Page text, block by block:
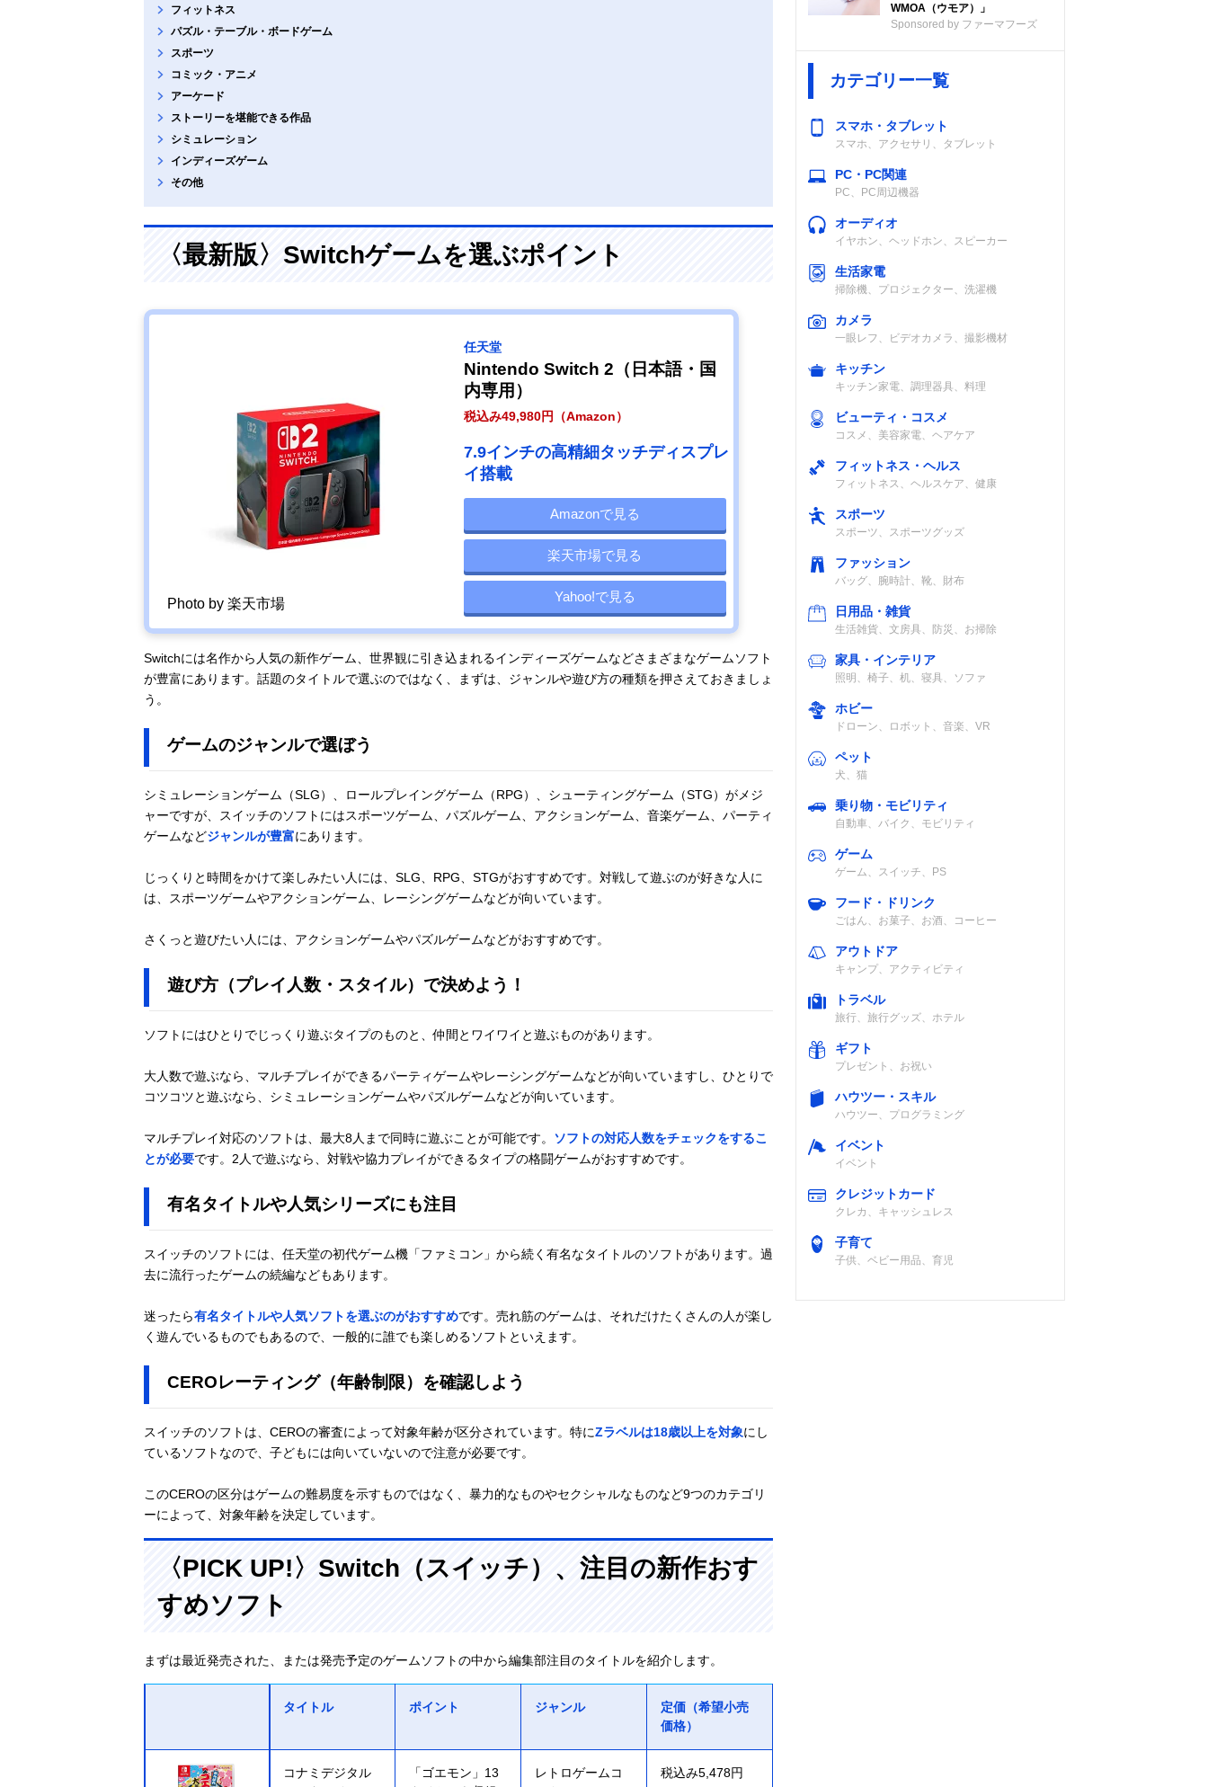
フィットネス
パズル・テーブル・ボードゲーム
スポーツ
コミック・アニメ
アーケード
ストーリーを堪能できる作品
シミュレーション
インディーズゲーム
その他
〈最新版〉Switchゲームを選ぶポイント
Photo by 楽天市場
任天堂
Nintendo Switch 2（日本語・国
内専用）
税込み49,980円（Amazon）
7.9インチの高精細タッチディスプレ
イ搭載
Amazonで見る
楽天市場で見る
Yahoo!で見る
Switchには名作から人気の新作ゲーム、世界観に引き込まれるインディーズゲームなどさまざまなゲームソフト
が豊富にあります。話題のタイトルで選ぶのではなく、まずは、ジャンルや遊び方の種類を押さえておきましょ
う。
ゲームのジャンルで選ぼう
シミュレーションゲーム（SLG）、ロールプレイングゲーム（RPG）、シューティングゲーム（STG）がメジ
ャーですが、スイッチのソフトにはスポーツゲーム、パズルゲーム、アクションゲーム、音楽ゲーム、パーティ
ゲームなどジャンルが豊富にあります。
じっくりと時間をかけて楽しみたい人には、SLG、RPG、STGがおすすめです。対戦して遊ぶのが好きな人に
は、スポーツゲームやアクションゲーム、レーシングゲームなどが向いています。
さくっと遊びたい人には、アクションゲームやパズルゲームなどがおすすめです。
遊び方（プレイ人数・スタイル）で決めよう！
ソフトにはひとりでじっくり遊ぶタイプのものと、仲間とワイワイと遊ぶものがあります。
大人数で遊ぶなら、マルチプレイができるパーティゲームやレーシングゲームなどが向いていますし、ひとりで
コツコツと遊ぶなら、シミュレーションゲームやパズルゲームなどが向いています。
マルチプレイ対応のソフトは、最大8人まで同時に遊ぶことが可能です。 ソフトの対応人数をチェックをするこ
とが必要です。2人で遊ぶなら、対戦や協力プレイができるタイプの格闘ゲームがおすすめです。
有名タイトルや人気シリーズにも注目
スイッチのソフトには、任天堂の初代ゲーム機「ファミコン」から続く有名なタイトルのソフトがあります。過
去に流行ったゲームの続編などもあります。
迷ったら有名タイトルや人気ソフトを選ぶのがおすすめです。売れ筋のゲームは、それだけたくさんの人が楽し
く遊んでいるものでもあるので、一般的に誰でも楽しめるソフトといえます。
CEROレーティング（年齢制限）を確認しよう
スイッチのソフトは、CEROの審査によって対象年齢が区分されています。特にZラベルは18歳以上を対象にし
ているソフトなので、子どもには向いていないので注意が必要です。
このCEROの区分はゲームの難易度を示すものではなく、暴力的なものやセクシャルなものなど9つのカテゴリ
ーによって、対象年齢を決定しています。
〈PICK UP!〉Switch（スイッチ）、注目の新作おす
すめソフト
まずは最近発売された、または発売予定のゲームソフトの中から編集部注目のタイトルを紹介します。
タイトル ポイント ジャンル
定価（希望小売
価格）
コナミデジタル
「ゴエモン」13
レトロゲームコ
税込み5,478円
WMOA（ウモア）」
Sponsored by ファーマフーズ
カテゴリー一覧
スマホ・タブレット
スマホ、アクセサリ、タブレット
PC・PC関連
PC、PC周辺機器
オーディオ
イヤホン、ヘッドホン、スピーカー
生活家電
掃除機、プロジェクター、洗濯機
カメラ
一眼レフ、ビデオカメラ、撮影機材
キッチン
キッチン家電、調理器具、料理
ビューティ・コスメ
コスメ、美容家電、ヘアケア
フィットネス・ヘルス
フィットネス、ヘルスケア、健康
スポーツ
スポーツ、スポーツグッズ
ファッション
バッグ、腕時計、靴、財布
日用品・雑貨
生活雑貨、文房具、防災、お掃除
家具・インテリア
照明、椅子、机、寝具、ソファ
ホビー
ドローン、ロボット、音楽、VR
ペット
犬、猫
乗り物・モビリティ
自動車、バイク、モビリティ
ゲーム
ゲーム、スイッチ、PS
フード・ドリンク
ごはん、お菓子、お酒、コーヒー
アウトドア
キャンプ、アクティビティ
トラベル
旅行、旅行グッズ、ホテル
ギフト
プレゼント、お祝い
ハウツー・スキル
ハウツー、プログラミング
イベント
イベント
クレジットカード
クレカ、キャッシュレス
子育て
子供、ベビー用品、育児